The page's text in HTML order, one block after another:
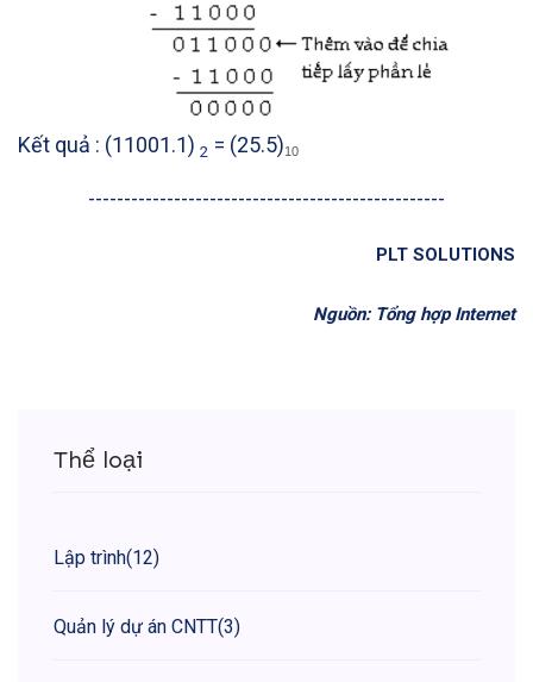
Kết quả : (11001.1) 2 = (25.5)10
--------------------------------------------------
PLT SOLUTIONS
Nguồn: Tổng hợp Internet
Thể loại
Lập trình(12)
Quản lý dự án CNTT(3)